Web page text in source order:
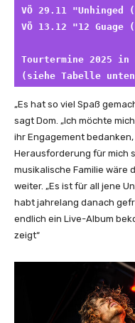
VÖ 29.11 "Unhinged
VÖ 13.12 "12 Guage
Tourtermine 2025 in
(siehe Tabelle
„Es hat so viel Spaß
sagt Dom. „Ich möchte
ihr Engagement
Herausforderung für mich
musikalische Familie wäre
weiter. „Es ist für all jene
habt jahrelang danach
endlich ein Live-Album
zeigt“